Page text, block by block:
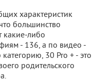
характеристик
большинство
какие-либо
- 136, а по видео -
30 Pro + - это
родительского